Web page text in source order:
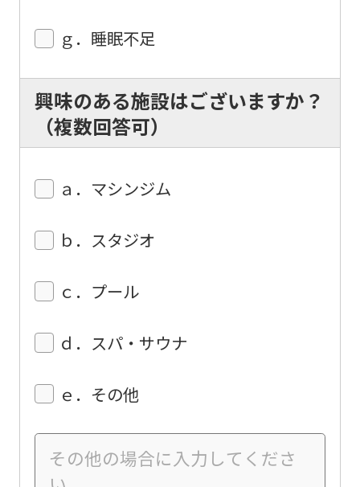
ｇ．睡眠不足
興味のある施設はございますか？
（複数回答可）
ａ．マシンジム
ｂ．スタジオ
ｃ．プール
ｄ．スパ・サウナ
ｅ．その他